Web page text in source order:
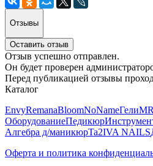
Отзывы
Оставить отзыв
Отзыв успешно отправлен.
Он будет проверен
Перед публикацией отзывы
Каталог
EnvyRemanaBloomNoNameГели
ОборудованиеПедикюр
Алгебра д/маникюрTa2IVA NAILS
Оферта и политика